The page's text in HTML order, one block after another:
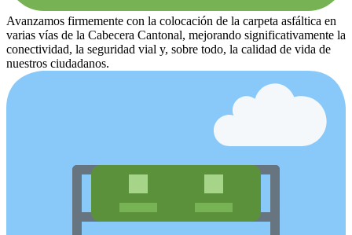
Avanzamos firmemente con la colocación de la carpeta asfáltica en
varias vías de la Cabecera Cantonal, mejorando significativamente la
conectividad, la seguridad vial y, sobre todo, la calidad de vida de
nuestros ciudadanos.